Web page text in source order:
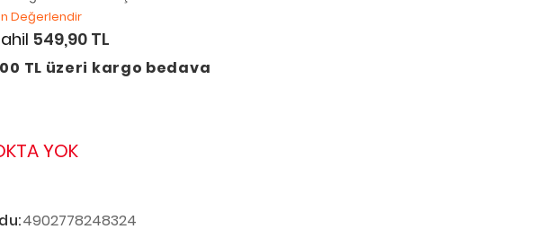
Değerlendir
549,90 TL
TL üzeri kargo bedava
YOK
4902778248324